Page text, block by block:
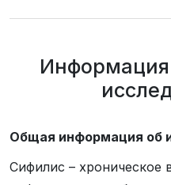
Информация
Общая информация об
Сифилис – хроническое